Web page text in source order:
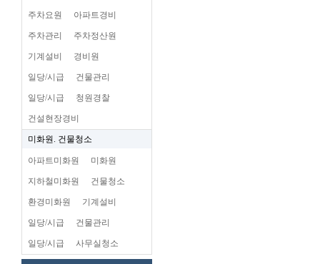
주차요원 아파트경비
주차관리 주차정산원
기계설비 경비원
일당/시급 건물관리
일당/시급 청원경찰
건설현장경비
미화원. 건물청소
아파트미화원 미화원
지하철미화원 건물청소
환경미화원 기계설비
일당/시급 건물관리
일당/시급 사무실청소